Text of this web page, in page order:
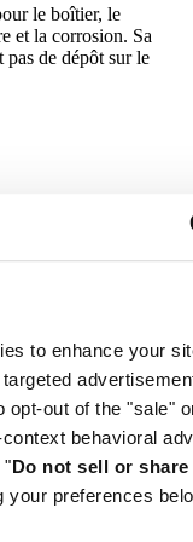
to enhance your
opt-out of the "sale"
behavioral
"Do not sell or share
your preferences
le boîtier, le
et la corrosion. Sa
de dépôt sur le
le SLN BG W9
sous forme de
le SLN est appliqué
sa
d’aluminium
permet
découpée avec une